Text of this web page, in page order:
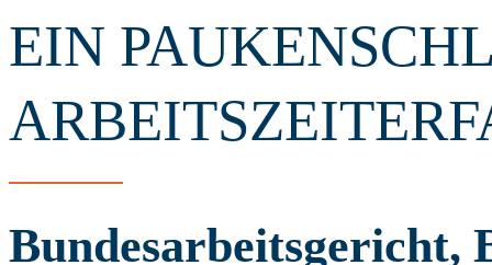
EIN
Bundesarbeitsgericht,